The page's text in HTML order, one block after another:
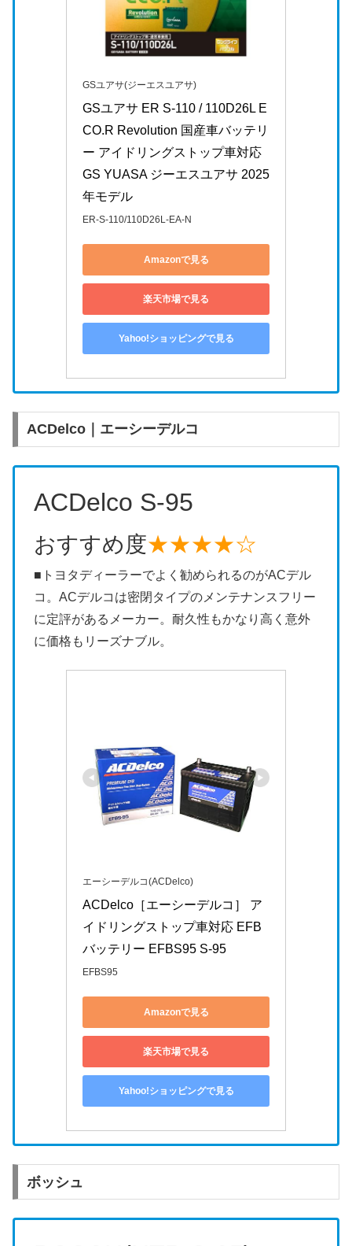
GSユアサ(ジーエスユアサ)
GSユアサ ER S-110 / 110D26L E
CO.R Revolution 国産車バッテリ
ー アイドリングストップ車対応
GS YUASA ジーエスユアサ 2025
年モデル
ER-S-110/110D26L-EA-N
Amazonで見る
楽天市場で見る
Yahoo!ショッピングで見る
ACDelco｜エーシーデルコ
ACDelco S-95
おすすめ度★★★★☆
■トヨタディーラーでよく勧められるのがACデル
コ。ACデルコは密閉タイプのメンテナンスフリー
に定評があるメーカー。耐久性もかなり高く意外
に価格もリーズナブル。
エーシーデルコ(ACDelco)
ACDelco［エーシーデルコ］ ア
イドリングストップ車対応 EFB
バッテリー EFBS95 S-95
EFBS95
Amazonで見る
楽天市場で見る
Yahoo!ショッピングで見る
ボッシュ